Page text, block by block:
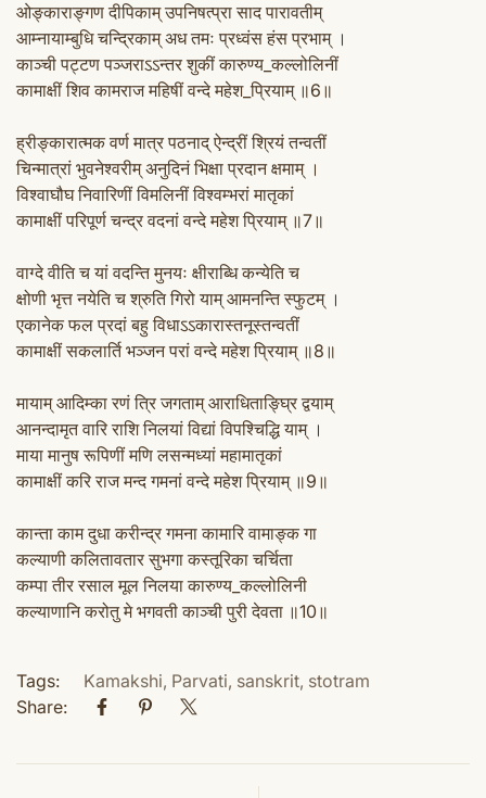
ओङ्काराङ्गण दीपिकाम् उपनिषत्प्रा साद पारावतीम्
आम्नायाम्बुधि चन्द्रिकाम् अध तमः प्रध्वंस हंस प्रभाम् ।
काञ्ची पट्टण पञ्जराऽऽन्तर शुकीं कारुण्य_कल्लोलिनीं
कामाक्षीं शिव कामराज महिषीं वन्दे महेश_प्रियाम् ॥6॥
ह्रीङ्कारात्मक वर्ण मात्र पठनाद् ऐन्द्रीं श्रियं तन्वतीं
चिन्मात्रां भुवनेश्वरीम् अनुदिनं भिक्षा प्रदान क्षमाम् ।
विश्वाघौघ निवारिणीं विमलिनीं विश्वम्भरां मातृकां
कामाक्षीं परिपूर्ण चन्द्र वदनां वन्दे महेश प्रियाम् ॥7॥
वाग्दे वीति च यां वदन्ति मुनयः क्षीराब्धि कन्येति च
क्षोणी भृत्त नयेति च श्रुति गिरो याम् आमनन्ति स्फुटम् ।
एकानेक फल प्रदां बहु विधाऽऽकारास्तनूस्तन्वतीं
कामाक्षीं सकलार्ति भञ्जन परां वन्दे महेश प्रियाम् ॥8॥
मायाम् आदिम्का रणं त्रि जगताम् आराधिताङ्घ्रि द्वयाम्
आनन्दामृत वारि राशि निलयां विद्यां विपश्चिद्धि याम् ।
माया मानुष रूपिणीं मणि लसन्मध्यां महामातृकां
कामाक्षीं करि राज मन्द गमनां वन्दे महेश प्रियाम् ॥9॥
कान्ता काम दुधा करीन्द्र गमना कामारि वामाङ्क गा
कल्याणी कलितावतार सुभगा कस्तूरिका चर्चिता
कम्पा तीर रसाल मूल निलया कारुण्य_कल्लोलिनी
कल्याणानि करोतु मे भगवती काञ्ची पुरी देवता ॥10॥
Tags: Kamakshi, Parvati, sanskrit, stotram
Share: